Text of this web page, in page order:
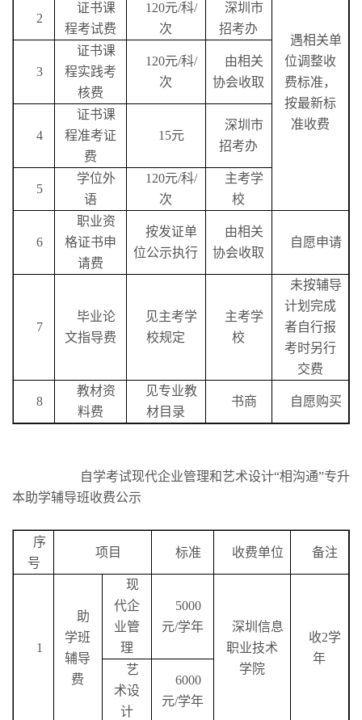
遇相关单
位调整收
费标准，
按最新标
准收费
2
证书课
程考试费
120元/科/
次
深圳市
招考办
3
证书课
程实践考
核费
120元/科/
次
由相关
协会收取
4
证书课
程准考证
费
15元
深圳市
招考办
5
学位外
语
120元/科/
次
主考学
校
6
职业资
格证书申
请费
按发证单
位公示执行
由相关
协会收取
自愿申请
7
毕业论
文指导费
见主考学
校规定
主考学
校
未按辅导
计划完成
者自行报
考时另行
交费
8
教材资
料费
见专业教
材目录
书商 自愿购买
自学考试现代企业管理和艺术设计“相沟通”专升
本助学辅导班收费公示
序
号
项目 标准 收费单位 备注
1
助
学班
辅导
费
现
代企
业管
理
5000
元/学年
深圳信息
职业技术
学院
收2学
年
艺
术设
计
6000
元/学年